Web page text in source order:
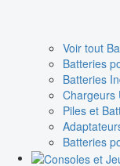
Voir tout
Batteries
Batteries
Chargeurs
Piles et
Batteries